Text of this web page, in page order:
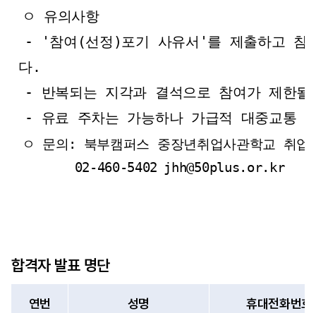
ㅇ 유의사항
- '참여(선정)포기 사유서'를 제출하고 참
다.
- 반복되는 지각과 결석으로 참여가 제한
- 유료 주차는 가능하나 가급적 대중교통
ㅇ 문의: 북부캠퍼스 중장년취업사관학교 취
02-460-5402 jhh@50plus.or.kr
합격자 발표 명단
연번 성명 휴대전화번호